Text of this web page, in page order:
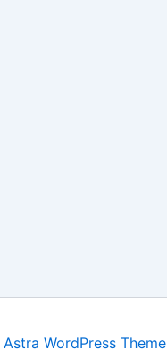
Astra WordPress Theme